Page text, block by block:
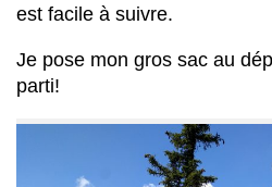
est facile à suivre.
Je pose mon gros sac au
parti!